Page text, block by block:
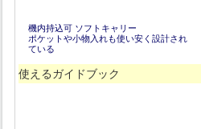
機内持込可 ソフトキャリー
ポケットや小物入れも使い安く設計され
ている
使えるガイドブック